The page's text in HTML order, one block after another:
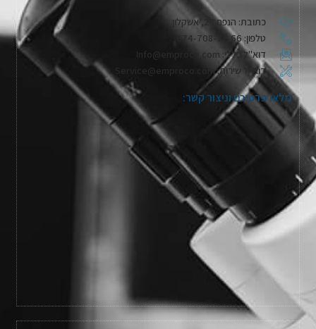
כתובת: הנפח 28, אשקלון
טלפון: 074-708-71-66
דוא"ל כללי: Info@emproco.com
דוא"ל שירות: Service@emproco.com
מלאו פרטיכם וניצור קשר: